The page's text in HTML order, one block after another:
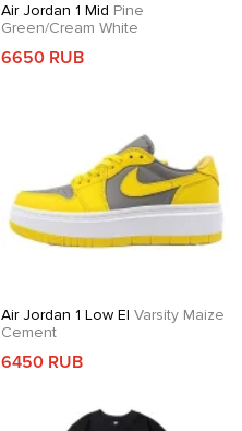
Air Jordan 1 Mid Pine
Green/Cream White
6650 RUB
Air Jordan 1 Low El Varsity Maize
Cement
6450 RUB